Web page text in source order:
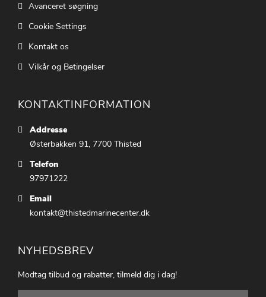
Avanceret søgning
Cookie Settings
Kontakt os
Vilkår og Betingelser
KONTAKTINFORMATION
Addresse
Østerbakken 91, 7700 Thisted
Telefon
97971222
Email
kontakt@thistedmarinecenter.dk
NYHEDSBREV
Modtag tilbud og rabatter, tilmeld dig i dag!
Tilmeld